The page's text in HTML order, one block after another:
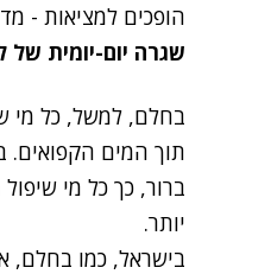
הופכים למציאות -
שגרה יום-יומית של לחימה": יותר מ-200
בחלם, למשל, כל מי
תוך המים הקפואים.
ברור, כך כל מי
יותר.
בישראל, כמו בחלם,